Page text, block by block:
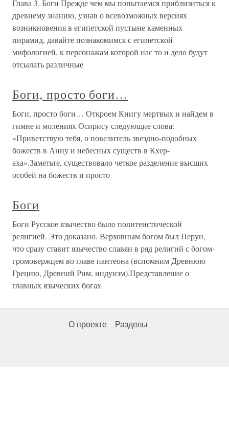
Глава 3. Боги Прежде чем мы попытаемся приблизиться к
древнему знанию, узнав о всевозможных версиях
возникновения в египетской пустыне каменных
пирамид, давайте познакомимся с египетской
мифологией, к персонажам которой нас то и дело будут
отсылать различные
Боги, просто боги…
Боги, просто боги… Откроем Книгу мертвых и найдем в
гимне и молениях Осирису следующие слова:
«Приветствую тебя, о повелитель звездно-подобных
божеств в Анну и небесных существ в Кхер-
аха».Заметьте, существовало четкое разделение высших
особей на божеств и просто
Боги
Боги Русское язычество было политеистической
религией. Это доказано. Верховным богом был Перун,
что сразу ставит язычество славян в ряд религий с богом-
громовержцем во главе пантеона (вспомним Древнюю
Грецию, Древний Рим, индуизм).Представление о
главных языческих богах
О проекте Разделы